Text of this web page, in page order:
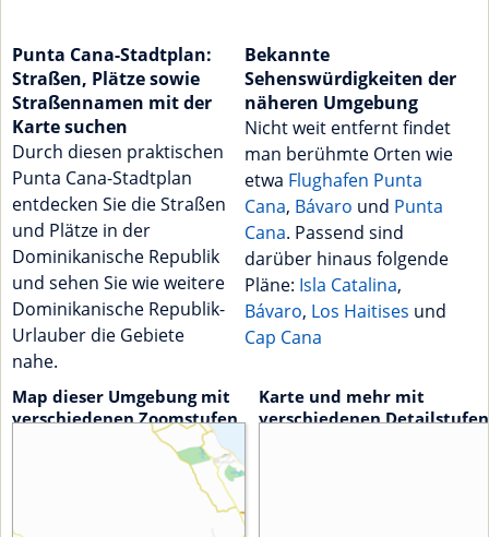
Punta Cana-Stadtplan:
Straßen, Plätze sowie
Straßennamen mit der
Karte suchen
Durch diesen praktischen
Punta Cana-Stadtplan
entdecken Sie die Straßen
und Plätze in der
Dominikanische Republik
und sehen Sie wie weitere
Dominikanische Republik-
Urlauber die Gebiete
nahe.
Bekannte
Sehenswürdigkeiten der
näheren Umgebung
Nicht weit entfernt findet
man berühmte Orten wie
etwa Flughafen Punta
Cana, Bávaro und Punta
Cana. Passend sind
darüber hinaus folgende
Pläne: Isla Catalina,
Bávaro, Los Haitises und
Cap Cana
Map dieser Umgebung mit
verschiedenen Zoomstufen
Karte und mehr mit
verschiedenen Detailstufen